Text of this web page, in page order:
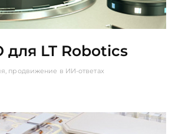
для LT Robotics
продвижение в ИИ-ответах